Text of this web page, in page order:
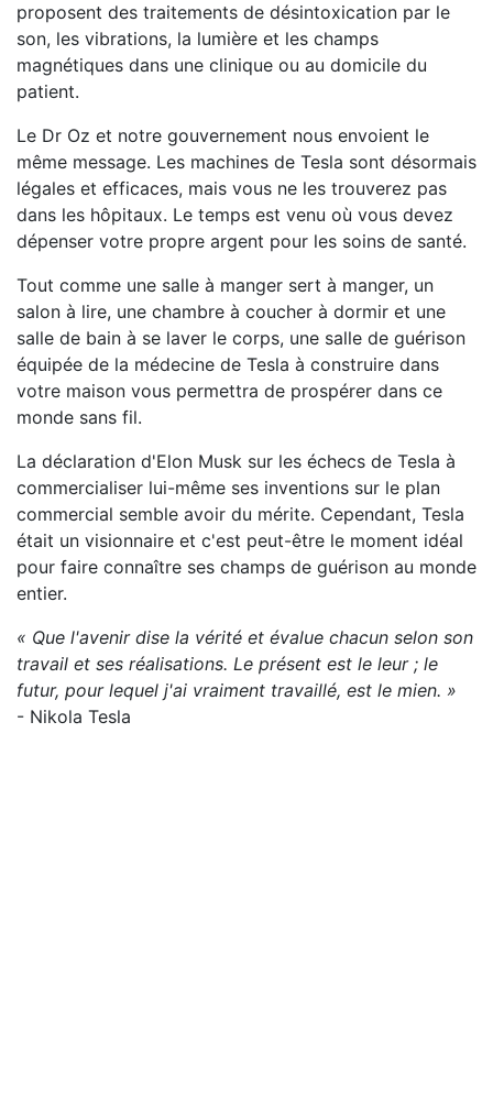
proposent des traitements de désintoxication par le
son, les vibrations, la lumière et les champs
magnétiques dans une clinique ou au domicile du
patient.
Le Dr Oz et notre gouvernement nous envoient le
même message. Les machines de Tesla sont désormais
légales et efficaces, mais vous ne les trouverez pas
dans les hôpitaux. Le temps est venu où vous devez
dépenser votre propre argent pour les soins de santé.
Tout comme une salle à manger sert à manger, un
salon à lire, une chambre à coucher à dormir et une
salle de bain à se laver le corps, une salle de guérison
équipée de la médecine de Tesla à construire dans
votre maison vous permettra de prospérer dans ce
monde sans fil.
La déclaration d'Elon Musk sur les échecs de Tesla à
commercialiser lui-même ses inventions sur le plan
commercial semble avoir du mérite. Cependant, Tesla
était un visionnaire et c'est peut-être le moment idéal
pour faire connaître ses champs de guérison au monde
entier.
« Que l'avenir dise la vérité et évalue chacun selon son
travail et ses réalisations. Le présent est le leur ; le
futur, pour lequel j'ai vraiment travaillé, est le mien. »
- Nikola Tesla